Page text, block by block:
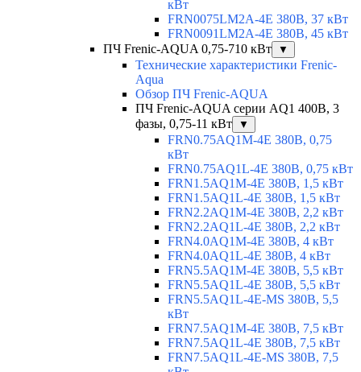
кВт
FRN0075LM2A-4E 380В, 37 кВт
FRN0091LM2A-4E 380В, 45 кВт
ПЧ Frenic-AQUA 0,75-710 кВт
▼
Технические характеристики Frenic-
Aqua
Обзор ПЧ Frenic-AQUA
ПЧ Frenic-AQUA серии AQ1 400В, 3
фазы, 0,75-11 кВт
▼
FRN0.75AQ1M-4E 380В, 0,75
кВт
FRN0.75AQ1L-4E 380В, 0,75 кВт
FRN1.5AQ1M-4E 380В, 1,5 кВт
FRN1.5AQ1L-4E 380В, 1,5 кВт
FRN2.2AQ1M-4E 380В, 2,2 кВт
FRN2.2AQ1L-4E 380В, 2,2 кВт
FRN4.0AQ1M-4E 380В, 4 кВт
FRN4.0AQ1L-4E 380В, 4 кВт
FRN5.5AQ1M-4E 380В, 5,5 кВт
FRN5.5AQ1L-4E 380В, 5,5 кВт
FRN5.5AQ1L-4E-MS 380В, 5,5
кВт
FRN7.5AQ1M-4E 380В, 7,5 кВт
FRN7.5AQ1L-4E 380В, 7,5 кВт
FRN7.5AQ1L-4E-MS 380В, 7,5